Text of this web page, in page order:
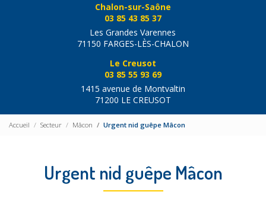
Chalon-sur-Saône
03 85 43 85 37
Les Grandes Varennes
71150 FARGES-LÈS-CHALON
Le Creusot
03 85 55 93 69
1415 avenue de Montvaltin
71200 LE CREUSOT
Accueil Secteur Mâcon Urgent nid guêpe Mâcon
Urgent nid guêpe Mâcon